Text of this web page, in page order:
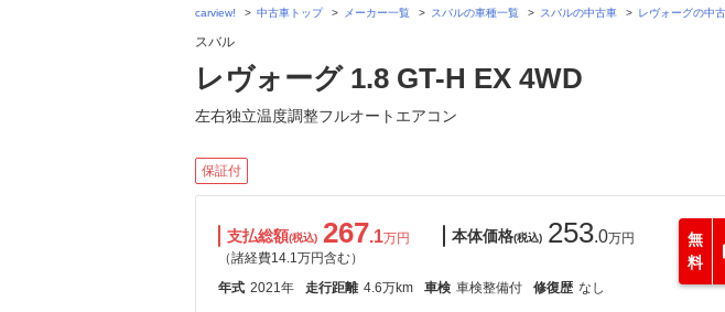
carview! 中古車トップ メーカー一覧 スバルの車種一覧 スバルの中古車 レヴォーグの中
スバル
レヴォーグ 1.8 GT-H EX 4WD
左右独立温度調整フルオートエアコン
保証付
支払総額(税込) 267.1万円
（諸経費14.1万円含む）
本体価格(税込) 253.0万円
年式 2021年 走行距離 4.6万km 車検 車検整備付 修復歴 なし
無
料